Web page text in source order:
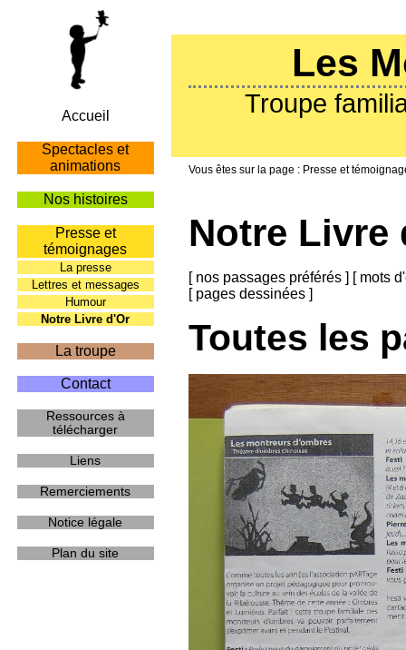
Les
Troupe
Presse et
Notre Livre
[ nos passages préférés] [ mots
[ pages dessinées]
Toutes les
Accueil
Spectacles et
animations
Nos histoires
Presse et
témoignages
La presse
Lettres et messages
Humour
Notre Livre d'Or
La troupe
Contact
Ressources à
télécharger
Liens
Remerciements
Notice légale
Plan du site